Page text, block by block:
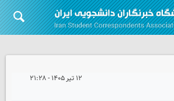
۱۲ تیر ۱۴۰۵ - ۲۱:۲۸